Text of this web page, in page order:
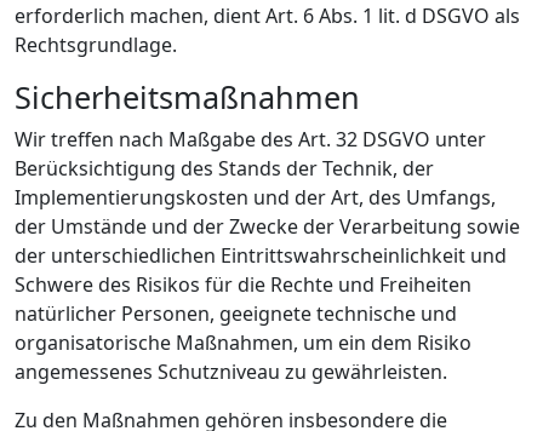
erforderlich machen, dient Art. 6 Abs. 1 lit. d DSGVO als
Rechtsgrundlage.
Sicherheitsmaßnahmen
Wir treffen nach Maßgabe des Art. 32 DSGVO unter
Berücksichtigung des Stands der Technik, der
Implementierungskosten und der Art, des Umfangs,
der Umstände und der Zwecke der Verarbeitung sowie
der unterschiedlichen Eintrittswahrscheinlichkeit und
Schwere des Risikos für die Rechte und Freiheiten
natürlicher Personen, geeignete technische und
organisatorische Maßnahmen, um ein dem Risiko
angemessenes Schutzniveau zu gewährleisten.
Zu den Maßnahmen gehören insbesondere die